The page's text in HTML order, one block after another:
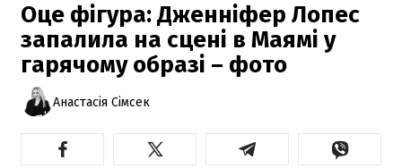
Оце фігура: Дженніфер Лопес
запалила на сцені в Маямі у
гарячому образі – фото
Анастасія Сімсек